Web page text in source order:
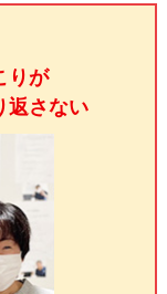
りが
返さない